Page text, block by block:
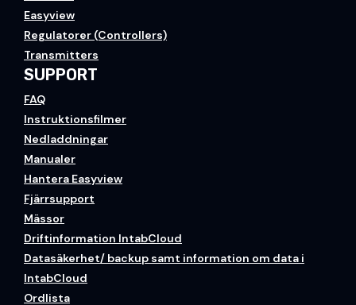
Easyview
Regulatorer (Controllers)
Transmitters
SUPPORT
FAQ
Instruktionsfilmer
Nedladdningar
Manualer
Hantera Easyview
Fjärrsupport
Mässor
Driftinformation IntabCloud
Datasäkerhet/ backup samt information om data i
IntabCloud
Ordlista